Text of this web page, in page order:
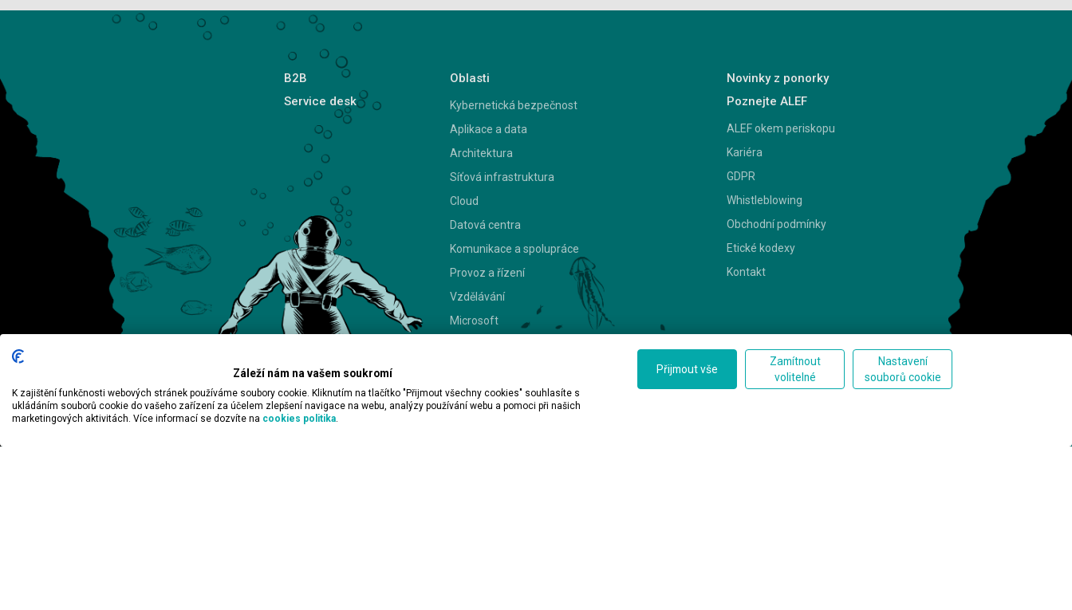
B2B
Service desk
Oblasti
Kybernetická bezpečnost
Aplikace a data
Architektura
Síťová infrastruktura
Cloud
Datová centra
Komunikace a spolupráce
Provoz a řízení
Vzdělávání
Microsoft
Novinky z ponorky
Poznejte ALEF
ALEF okem periskopu
Kariéra
GDPR
Whistleblowing
Obchodní podmínky
Etické kodexy
Kontakt
Záleží nám na vašem soukromí
K zajištění funkčnosti webových stránek používáme soubory cookie. Kliknutím na tlačítko "Přijmout všechny cookies" souhlasíte s
ukládáním souborů cookie do vašeho zařízení za účelem zlepšení navigace na webu, analýzy používání webu a pomoci při našich
marketingových aktivitách. Více informací se dozvíte na cookies politika.
Přijmout vše
Zamítnout
volitelné
Nastavení
souborů cookie